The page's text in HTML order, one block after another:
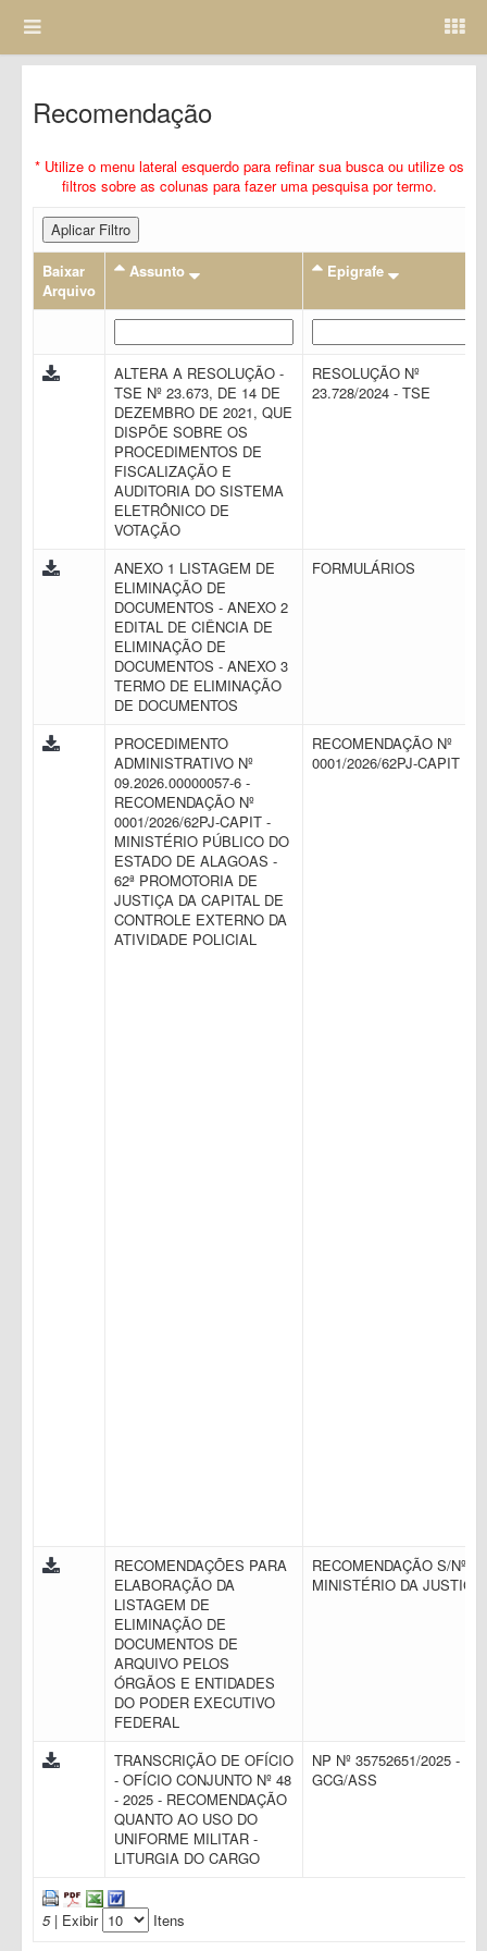
Recomendação
* Utilize o menu lateral esquerdo para refinar sua busca ou utilize os
filtros sobre as colunas para fazer uma pesquisa por termo.
Aplicar Filtro
Baixar
Arquivo
Assunto Epigrafe
ALTERA A RESOLUÇÃO -
TSE Nº 23.673, DE 14 DE
DEZEMBRO DE 2021, QUE
DISPÕE SOBRE OS
PROCEDIMENTOS DE
FISCALIZAÇÃO E
AUDITORIA DO SISTEMA
ELETRÔNICO DE
VOTAÇÃO
RESOLUÇÃO Nº
23.728/2024 - TSE
ANEXO 1 LISTAGEM DE
ELIMINAÇÃO DE
DOCUMENTOS - ANEXO 2
EDITAL DE CIÊNCIA DE
ELIMINAÇÃO DE
DOCUMENTOS - ANEXO 3
TERMO DE ELIMINAÇÃO
DE DOCUMENTOS
FORMULÁRIOS
PROCEDIMENTO
ADMINISTRATIVO Nº
09.2026.00000057-6 -
RECOMENDAÇÃO Nº
0001/2026/62PJ-CAPIT -
MINISTÉRIO PÚBLICO DO
ESTADO DE ALAGOAS -
62ª PROMOTORIA DE
JUSTIÇA DA CAPITAL DE
CONTROLE EXTERNO DA
ATIVIDADE POLICIAL
RECOMENDAÇÃO Nº
0001/2026/62PJ-CAPIT
RECOMENDAÇÕES PARA
ELABORAÇÃO DA
LISTAGEM DE
ELIMINAÇÃO DE
DOCUMENTOS DE
ARQUIVO PELOS
ÓRGÃOS E ENTIDADES
DO PODER EXECUTIVO
FEDERAL
RECOMENDAÇÃO S/Nº -
MINISTÉRIO DA JUSTIÇA
TRANSCRIÇÃO DE OFÍCIO
- OFÍCIO CONJUNTO Nº 48
- 2025 - RECOMENDAÇÃO
QUANTO AO USO DO
UNIFORME MILITAR -
LITURGIA DO CARGO
NP Nº 35752651/2025 -
GCG/ASS
5| Exibir Itens